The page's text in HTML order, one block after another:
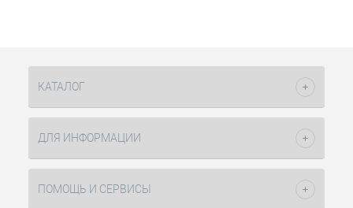
женственный ягодный, стильный
хаки, меланхоличный серый, нежный
Лаки легко наносятся благодаря
эмалевой текстуре, идеальное
коллекции идеально дополняют друг
друга, вдохновляя на создание
КАТАЛОГ
ДЛЯ ИНФОРМАЦИИ
ПОМОЩЬ И СЕРВИСЫ